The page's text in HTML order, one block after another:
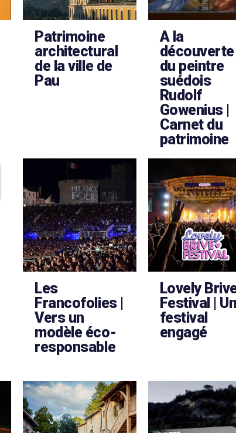
Patrimoine
architectural
de la ville de
Pau
A la
découverte
du peintre
suédois
Rudolf
Gowenius |
Carnet du
patrimoine
Les
Francofolies |
Vers un
modèle éco-
responsable
Lovely
Festival |
festival
engagé